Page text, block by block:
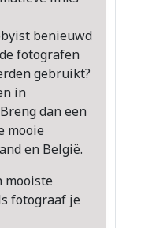
benieuwd
fotografen
gebruikt?
in
dan een
mooie
en België.
mooiste
fotograaf je